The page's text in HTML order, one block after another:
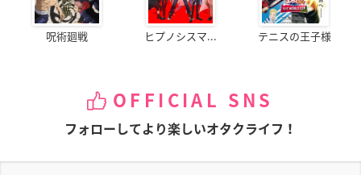
呪術廻戦 ヒプノシスマ... テニスの王子様
OFFICIAL SNS
フォローしてより楽しいオタクライフ！